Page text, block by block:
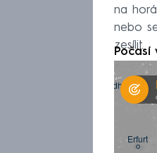
na
nebo
zesílit.